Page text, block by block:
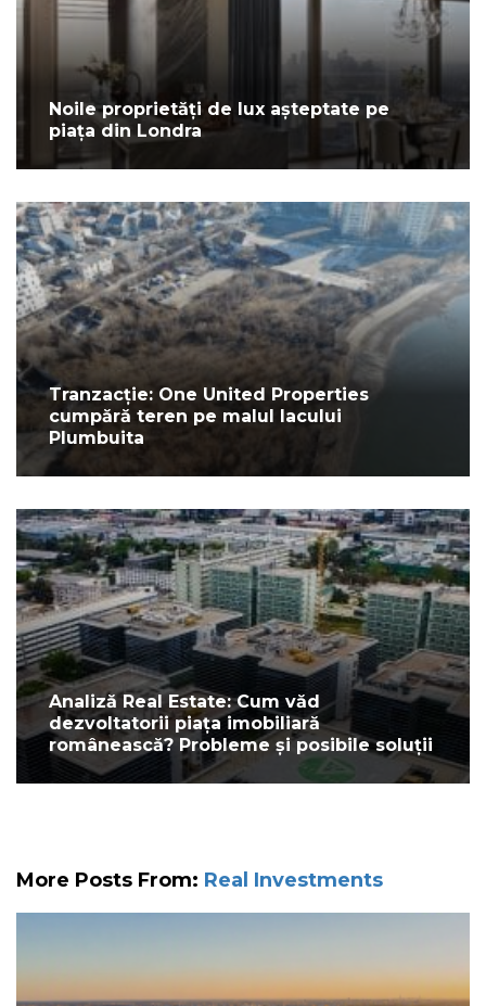
Noile proprietăți de lux așteptate pe
piața din Londra
Tranzacție: One United Properties
cumpără teren pe malul lacului
Plumbuita
Analiză Real Estate: Cum văd
dezvoltatorii piața imobiliară
românească? Probleme și posibile soluții
More Posts From: Real Investments